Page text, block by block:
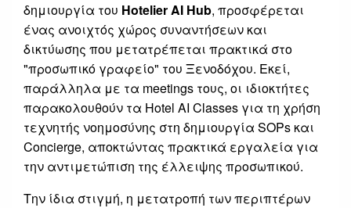
δημιουργία του Hotelier AI Hub, προσφέρεται
ένας ανοιχτός χώρος συναντήσεων και
δικτύωσης που μετατρέπεται πρακτικά στο
"προσωπικό γραφείο" του Ξενοδόχου. Εκεί,
παράλληλα με τα meetings τους, οι ιδιοκτήτες
παρακολουθούν τα Hotel AI Classes για τη χρήση
τεχνητής νοημοσύνης στη δημιουργία SOPs και
Concierge, αποκτώντας πρακτικά εργαλεία για
την αντιμετώπιση της έλλειψης προσωπικού.
Την ίδια στιγμή, η μετατροπή των περιπτέρων